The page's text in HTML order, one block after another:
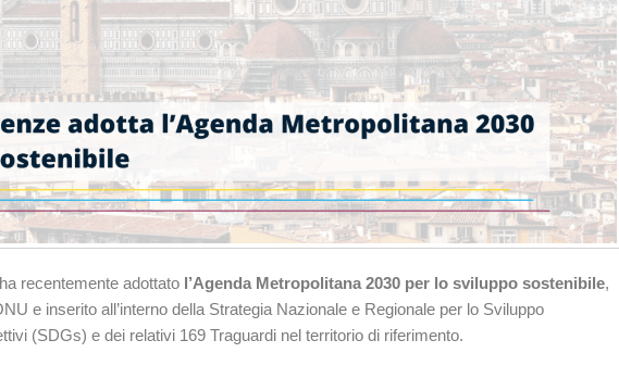
recentemente adottato l’Agenda Metropolitana 2030 per lo sviluppo sostenibile,
e inserito all’interno della Strategia Nazionale e Regionale per lo Sviluppo
(SDGs) e dei relativi 169 Traguardi nel territorio di riferimento.